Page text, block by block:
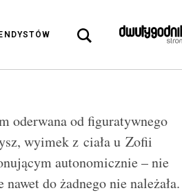
oderwana od figuratywnego
wyimek z ciała u Zofii
autonomicznie – nie
do żadnego nie należała.